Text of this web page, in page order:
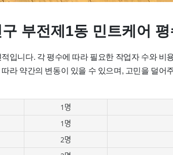
부전제1동 민트케어
입니다. 각 평수에 따라 필요한 작업자 수와 비
라 약간의 변동이 있을 수 있으며, 고민을 덜어
1명
1명
2명